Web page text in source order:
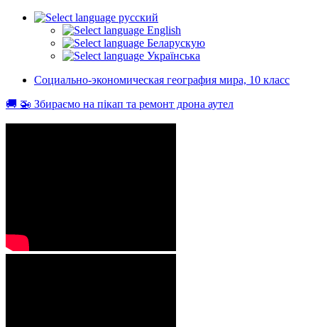
русский
English
Беларускую
Українська
Социально-экономическая география мира, 10 класс
🚚 🚁 Збираємо на пікап та ремонт дрона аутел